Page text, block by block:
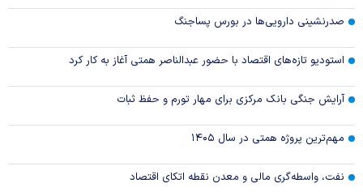
صدرنشینی دارویی‌ها در بورس پساجنگ
استودیو تازه‌های اقتصاد با حضور عبدالناصر همتی آغاز به کار کرد
آرایش جنگی بانک مرکزی برای مهار تورم و حفظ ثبات
مهم‌ترین پروژه همتی در سال ۱۴۰۵
نفت، واسطه‌گری مالی و معدن نقطه اتکای اقتصاد